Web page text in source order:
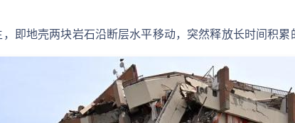
即地壳两块岩石沿断层水平移动，突然释放长时间积累